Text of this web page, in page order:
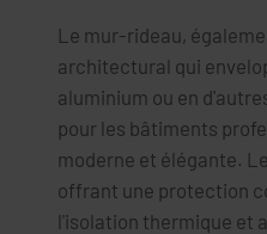
Le mur-rideau,
architectural qui
aluminium ou en
pour les bâtiments
moderne et élégante.
offrant une protection
l'isolation thermique et